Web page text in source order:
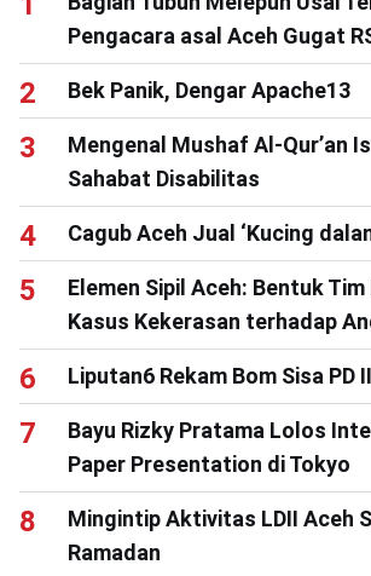
Pengacara asal Aceh Gugat
Bek Panik, Dengar Apache13
Mengenal Mushaf Al-Qur’an
Sahabat Disabilitas
Cagub Aceh Jual ‘Kucing
Elemen Sipil Aceh: Bentuk
Kasus Kekerasan terhadap
Liputan6 Rekam Bom Sisa PD
Bayu Rizky Pratama Lolos
Paper Presentation di Tokyo
Mingintip Aktivitas LDII Aceh
Ramadan